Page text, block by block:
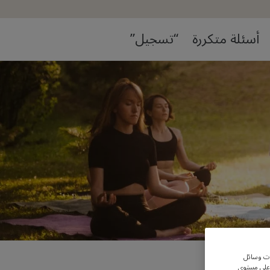
أسئلة متكررة “تسجيل”
وسائل
على مستوى